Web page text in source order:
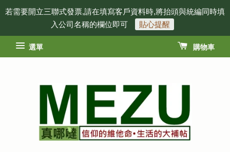
若需要開立三聯式發票,請在填寫客戶資料時,將抬頭與統編同時填
入公司名稱的欄位即可
貼心提醒
選單 購物車